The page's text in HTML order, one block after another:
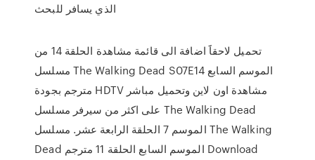
الذي يسافر للبحث
تحميل لاحقاََ اضافة الى قائمة مشاهدة الحلقة 14 من
مسلسل The Walking Dead S07E14 الموسم السابع
مترجم بجودة HDTV مشاهدة اون لاين وتحميل مباشر
على اكثر من سيرفر مسلسل The Walking Dead
الموسم 7 الحلقة الرابعة عشر. مسلسل The Walking
Dead الموسم السابع الحلقة 11 مترجم Download